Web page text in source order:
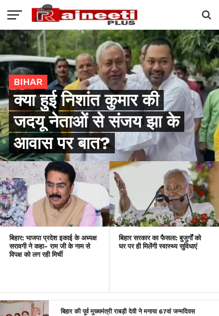
BIHAR
क्या हुई निशांत कुमार की
जदयू नेताओं से संजय झा के
आवास पर बात?
बिहार: भाजपा प्रदेश इकाई के अध्यक्ष
सरावगी ने कहा- राम जी के नाम से
विपक्ष को लग रही मिर्ची
बिहार सरकार का फैसला: बुजुर्गों को
घर पर ही मिलेंगी स्वास्थ्य सुविधाएं
बिहार की पूर्व मुख्यमंत्री राबड़ी देवी ने मनाया 67वां जन्मदिवस